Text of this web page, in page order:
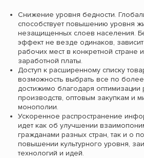
Снижение уровня бедности.
способствует повышению уровня
незащищенных слоев населения.
эффект не везде одинаков, зависит
рабочих мест в конкретной стране
заработной платы.
Доступ к расширенному списку
возможность выбрать все по
достижимо благодаря
производств, оптовым закупкам и
монополии.
Ускоренное распространение
идет как об улучшении
гражданами разных стран, так и о
повышении культурного уровня,
технологий и идей.